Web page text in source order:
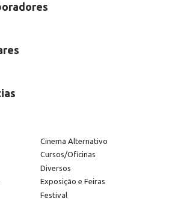
Cinema Alternativo
Cursos/Oficinas
Diversos
Exposição e Feiras
Festival